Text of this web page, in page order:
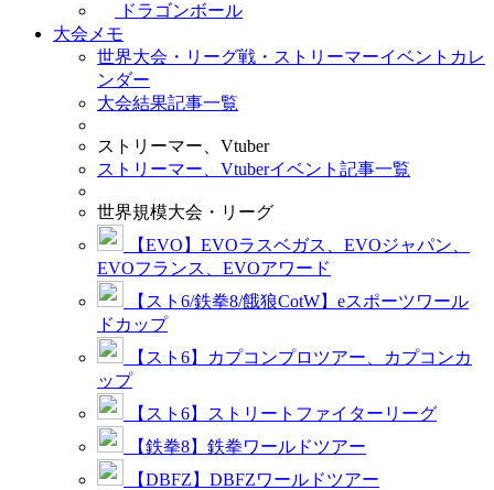
ドラゴンボール
大会メモ
世界大会・リーグ戦・ストリーマーイベントカレ
ンダー
大会結果記事一覧
ストリーマー、Vtuber
ストリーマー、Vtuberイベント記事一覧
世界規模大会・リーグ
【EVO】EVOラスベガス、EVOジャパン、
EVOフランス、EVOアワード
【スト6/鉄拳8/餓狼CotW】eスポーツワール
ドカップ
【スト6】カプコンプロツアー、カプコンカ
ップ
【スト6】ストリートファイターリーグ
【鉄拳8】鉄拳ワールドツアー
【DBFZ】DBFZワールドツアー